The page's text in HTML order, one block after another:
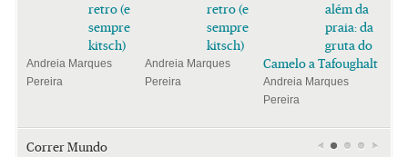
retro (e
sempre
kitsch)
Andreia Marques
Pereira
retro (e
sempre
kitsch)
Andreia Marques
Pereira
além da
praia: da
gruta do
Camelo a Tafoughalt
Andreia Marques
Pereira
Correr Mundo